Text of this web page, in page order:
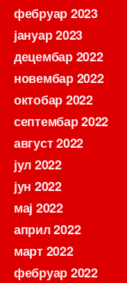
фебруар 2023
јануар 2023
децембар 2022
новембар 2022
октобар 2022
септембар 2022
август 2022
јул 2022
јун 2022
мај 2022
април 2022
март 2022
фебруар 2022